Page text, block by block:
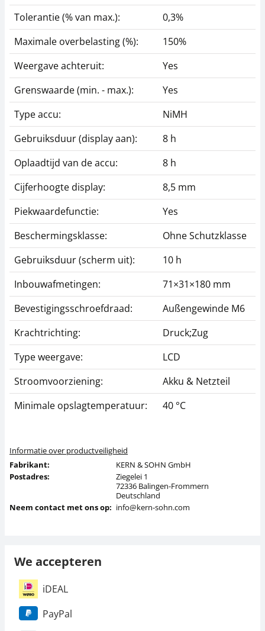
Tolerantie (% van max.):
0,3%
Maximale overbelasting (%):
150%
Weergave achteruit:
Yes
Grenswaarde (min. - max.):
Yes
Type accu:
NiMH
Gebruiksduur (display aan):
8 h
Oplaadtijd van de accu:
8 h
Cijferhoogte display:
8,5 mm
Piekwaardefunctie:
Yes
Beschermingsklasse:
Ohne Schutzklasse
Gebruiksduur (scherm uit):
10 h
Inbouwafmetingen:
71×31×180 mm
Bevestigingsschroefdraad:
Außengewinde M6
Krachtrichting:
Druck;Zug
Type weergave:
LCD
Stroomvoorziening:
Akku & Netzteil
Minimale opslagtemperatuur:
40 °C
Informatie over productveiligheid
Fabrikant:
KERN & SOHN GmbH
Postadres:
Ziegelei 1
72336 Balingen-Frommern
Deutschland
Neem contact met ons op: info@kern-sohn.com
We accepteren
iDEAL
PayPal